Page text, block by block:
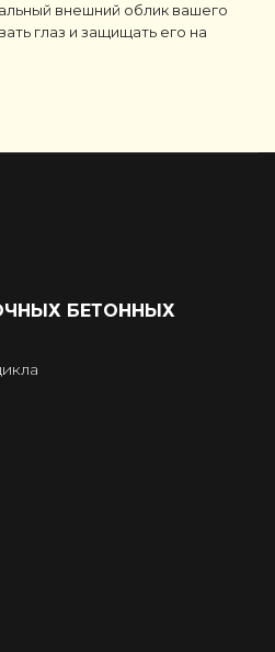
внешний облик вашего
глаз и защищать его на
БЕТОННЫХ